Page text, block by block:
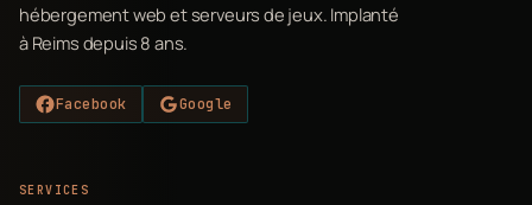
hébergement web et serveurs de jeux. Implanté
à Reims depuis 8 ans.
Facebook Google
SERVICES